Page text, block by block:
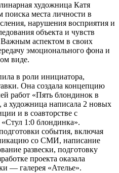
художница Катя
поиска места личности в
нарушения восприятия и
объекта и чувств
аспектом в своих
эмоционального фона и
виде.
в роли инициатора,
Она создала концепцию
работ «Пять блондинок в
художница написала 2 новых
и в соавторстве с
«Стул 1:0 блондинка».
события, включая
со СМИ, написание
развески, подготовку
проекта оказала
— галерея «Ателье».